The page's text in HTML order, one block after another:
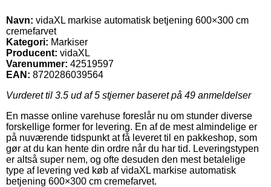
Navn: vidaXL markise automatisk betjening 600×300 cm
cremefarvet
Kategori: Markiser
Producent: vidaXL
Varenummer: 42519597
EAN: 8720286039564
Vurderet til 3.5 ud af 5 stjerner baseret på 49 anmeldelser
En masse online varehuse foreslår nu om stunder diverse
forskellige former for levering. En af de mest almindelige er
på nuværende tidspunkt at få leveret til en pakkeshop, som
gør at du kan hente din ordre når du har tid. Leveringstypen
er altså super nem, og ofte desuden den mest betalelige
type af levering ved køb af vidaXL markise automatisk
betjening 600×300 cm cremefarvet.